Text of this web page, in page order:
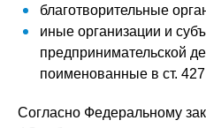
благотворительные
иные организации и
предпринимательской
поименованные в ст.
Согласно Федеральному